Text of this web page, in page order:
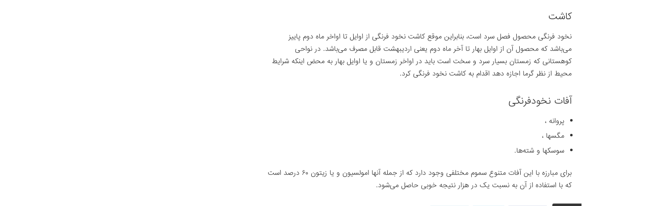
کاشت
نخود فرنگی محصول فصل سرد است، بنابراین موقع کاشت نخود فرنگی از اوایل تا اواخر ماه دوم پاییز
می‌باشد که محصول آن از اوایل بهار تا آخر ماه دوم یعنی اردیبهشت قابل مصرف می‌باشد. در نواحی
کوهستانی که زمستان بسیار سرد و سخت است باید در اواخر زمستان و یا اوایل بهار به محض اینکه شرایط
محیط از نظر گرما اجازه دهد اقدام به کاشت نخود فرنگی کرد.
آفات نخودفرنگی
پروانه ،
مگسها ،
سوسکها و شته‌ها.
برای مبارزه با این آفات متنوع سموم مختلفی وجود دارد که از جمله آنها امولسیون و یا زیتون ۶۰ درصد است
که با استفاده از آن به نسبت یک در هزار نتیجه خوبی حاصل می‌شود.